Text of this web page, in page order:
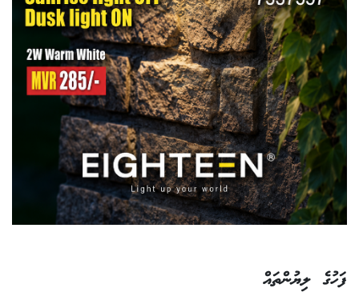
ފަހުގެ ލިޔުންތައް